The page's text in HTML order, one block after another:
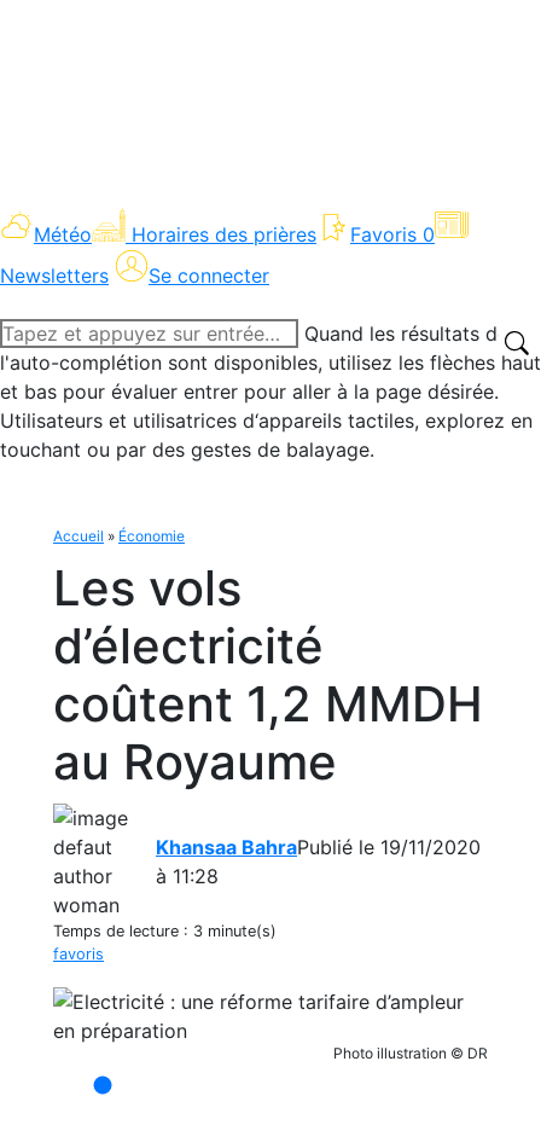
Météo Horaires des prières Favoris 0
Newsletters
Se connecter
Recherche
:
Quand les résultats de
l'auto-complétion sont disponibles, utilisez les flèches haut
et bas pour évaluer entrer pour aller à la page désirée.
Utilisateurs et utilisatrices d‘appareils tactiles, explorez en
touchant ou par des gestes de balayage.
Accueil » Économie
Les vols
d’électricité
coûtent 1,2 MMDH
au Royaume
Khansaa BahraPublié le 19/11/2020
à 11:28
Temps de lecture : 3 minute(s)
favoris
Photo illustration © DR